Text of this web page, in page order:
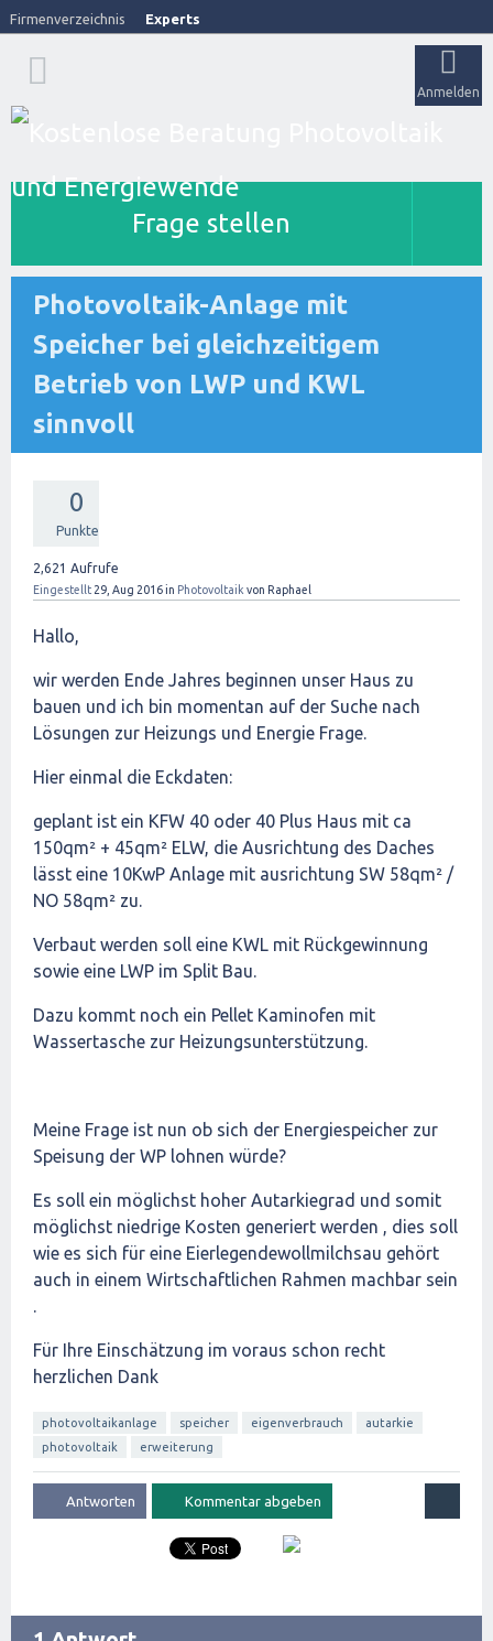
Firmenverzeichnis Experts
Anmelden
Frage stellen
Photovoltaik-Anlage mit
Speicher bei gleichzeitigem
Betrieb von LWP und KWL
sinnvoll
0
Punkte
2,621 Aufrufe
Eingestellt 29, Aug 2016in Photovoltaik von Raphael
Hallo,
wir werden Ende Jahres beginnen unser Haus zu
bauen und ich bin momentan auf der Suche nach
Lösungen zur Heizungs und Energie Frage.
Hier einmal die Eckdaten:
geplant ist ein KFW 40 oder 40 Plus Haus mit ca
150qm² + 45qm² ELW, die Ausrichtung des Daches
lässt eine 10KwP Anlage mit ausrichtung SW 58qm² /
NO 58qm² zu.
Verbaut werden soll eine KWL mit Rückgewinnung
sowie eine LWP im Split Bau.
Dazu kommt noch ein Pellet Kaminofen mit
Wassertasche zur Heizungsunterstützung.
Meine Frage ist nun ob sich der Energiespeicher zur
Speisung der WP lohnen würde?
Es soll ein möglichst hoher Autarkiegrad und somit
möglichst niedrige Kosten generiert werden , dies soll
wie es sich für eine Eierlegendewollmilchsau gehört
auch in einem Wirtschaftlichen Rahmen machbar sein
.
Für Ihre Einschätzung im voraus schon recht
herzlichen Dank
photovoltaikanlage speicher eigenverbrauch
autarkie
photovoltaik
erweiterung